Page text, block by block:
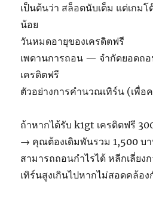
เป็นต้นว่า สล็อตนับเต็ม แต่เกมโ
น้อย
วันหมดอายุของเครดิตฟรี
เพดานการถอน — จำกัดยอดถอ
เครดิตฟรี
ตัวอย่างการคำนวณเทิร์น (เพื่อ
ถ้าหากได้รับ k1gt เครดิตฟรี
→ คุณต้องเดิมพันรวม 1,500 บ
สามารถถอนกำไรได้ หลีกเลี่ยง
เทิร์นสูงเกินไปหากไม่สอดคล้